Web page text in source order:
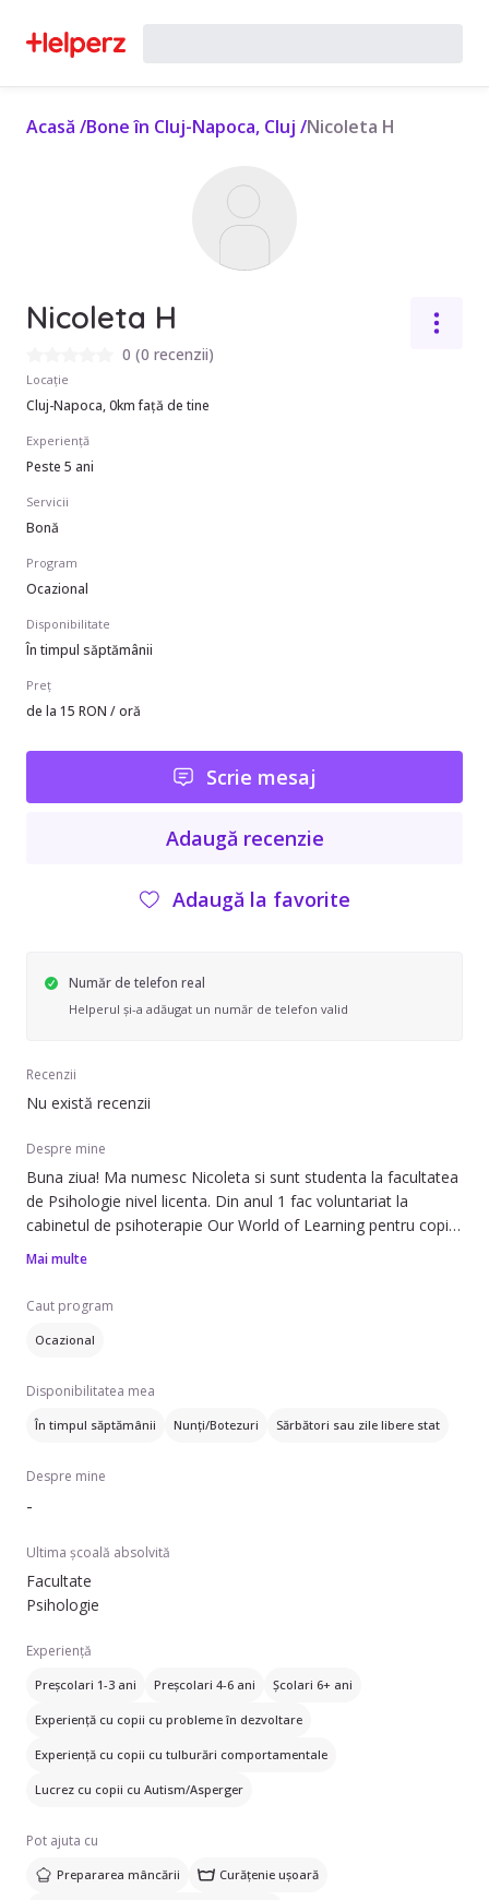
Acasă /Bone în Cluj-Napoca, Cluj /Nicoleta H
Nicoleta H
0 (0 recenzii)
Locație
Cluj-Napoca, 0km față de tine
Experiență
Peste 5 ani
Servicii
Bonă
Program
Ocazional
Disponibilitate
În timpul săptămânii
Preț
de la 15 RON / oră
Scrie mesaj
Adaugă recenzie
Adaugă la favorite
Număr de telefon real
Helperul și-a adăugat un număr de telefon valid
Recenzii
Nu există recenzii
Despre mine
Buna ziua! Ma numesc Nicoleta si sunt studenta la facultatea
de Psihologie nivel licenta. Din anul 1 fac voluntariat la
cabinetul de psihoterapie Our World of Learning pentru copii
cu dificultati socio-emotionale, comportamentale si de
experienta in shadowing pentru copii cu autism la gradinita si
sunt dornica sa invat si sa profezez in continuare in acest
domeniu.
si sunt dornica de a invata lucruri noi!
Mai multe
Caut program
Ocazional
Disponibilitatea mea
În timpul săptămânii Nunți/Botezuri Sărbători sau zile libere stat
Despre mine
-
Ultima școală absolvită
Facultate
Psihologie
Experiență
Preșcolari 1-3 ani Preșcolari 4-6 ani Școlari 6+ ani
Experiență cu copii cu probleme în dezvoltare
Experiență cu copii cu tulburări comportamentale
Lucrez cu copii cu Autism/Asperger
Pot ajuta cu
Prepararea mâncării Curățenie ușoară